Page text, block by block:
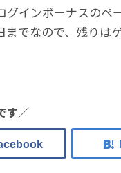
グインボーナスのペ
でなので、残りは
す／